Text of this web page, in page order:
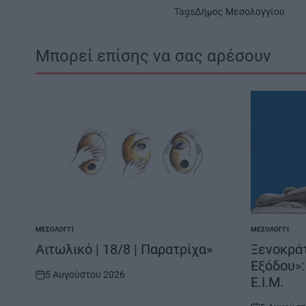
TagsΔήμος Μεσολογγίου
Μπορεί επίσης να σας αρέσουν
POSTED
IN
ΜΕΣΟΛΌΓΓΙ
Αιτωλικό | 18/8 | Παρατρίχα»
on
5 Αυγούστου 2026
POSTED
IN
ΜΕΣΟΛΌΓΓΙ
Ε.Ι.Μ.